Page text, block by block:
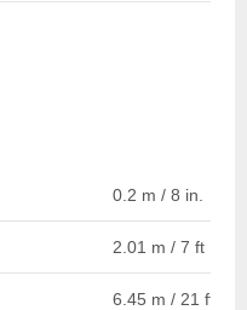
0.2 m / 8 in.
2.01 m / 7 ft
6.45 m / 21 ft